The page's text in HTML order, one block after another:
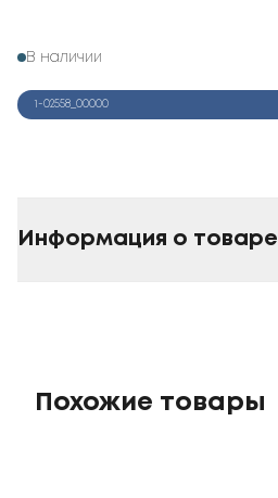
В наличии
1-02558_00000
Информация о товаре
Похожие товары